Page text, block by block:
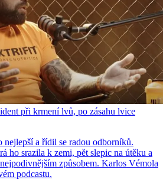
při krmení lvů, po zásahu lvice
a řídil se radou odborníků.
ho srazila k zemi, pět slepic na útěku a
způsobem. Karlos Vémola
podcastu.